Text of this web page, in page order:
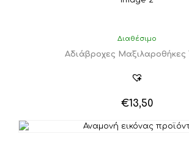
Διαθέσιμο
Αδιάβροχες Μαξιλαροθήκες
€13,50